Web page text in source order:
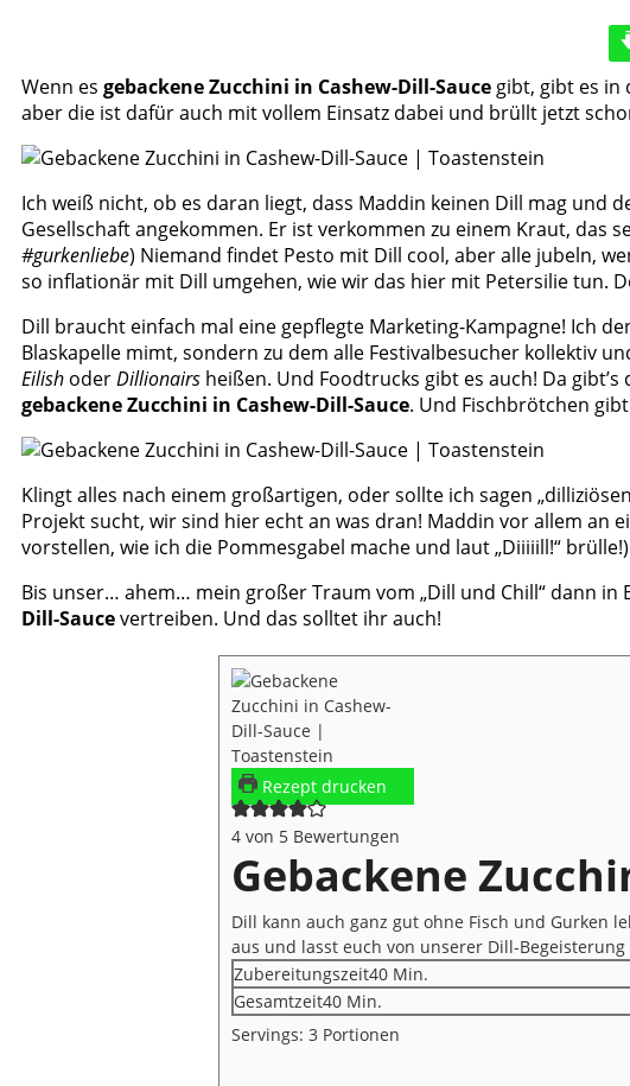
Wenn es gebackene Zucchini in Cashew-Dill-Sauce gibt, gibt es in
aber die ist dafür auch mit vollem Einsatz dabei und brüllt jetzt
Ich weiß nicht, ob es daran liegt, dass Maddin keinen Dill mag
Gesellschaft angekommen. Er ist verkommen zu einem Kraut, das
#gurkenliebe) Niemand findet Pesto mit Dill cool, aber alle jubeln,
so inflationär mit Dill umgehen, wie wir das hier mit Petersilie tun.
Dill braucht einfach mal eine gepflegte Marketing-Kampagne! Ich
Blaskapelle mimt, sondern zu dem alle Festivalbesucher kollektiv
Eilish oderDillionairs heißen. Und Foodtrucks gibt es auch! Da gibt’s
gebackene Zucchini in Cashew-Dill-Sauce. Und Fischbrötchen
Klingt alles nach einem großartigen, oder sollte ich sagen
Projekt sucht, wir sind hier echt an was dran! Maddin vor allem an
vorstellen, wie ich die Pommesgabel mache und laut „Diiiiill!“ brülle!)
Bis unser… ahem… mein großer Traum vom „Dill und Chill“ dann
Dill-Saucevertreiben. Und das solltet ihr auch!
Rezept drucken
4von 5Bewertungen
Gebackene
Dill kann auch ganz gut ohne Fisch und Gurken
aus und lasst euch von unserer Dill-
Zubereitungszeit40Minuten
Min.
Gesamtzeit40Minuten
Min.
Servings: 3 Portionen